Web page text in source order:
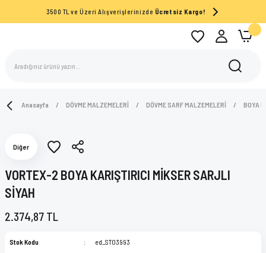
3500 TL ve Üzeri Alışverişlerinizde Ücretsiz Kargo!
Anasayfa DÖVME MALZEMELERİ DÖVME SARF MALZEMELERİ BOYA
Diğer
VORTEX-2 BOYA KARIŞTIRICI MİKSER SARJLI
SİYAH
2.374,87 TL
Stok Kodu
ed_ST03993